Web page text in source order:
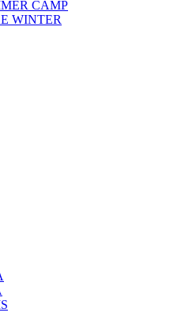
CAMP
WINTER